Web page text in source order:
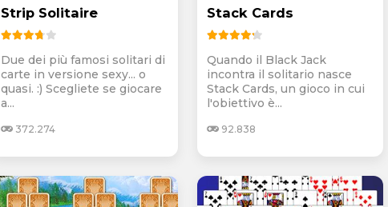
Strip Solitaire
Due dei più famosi solitari di
carte in versione sexy... o
quasi. :) Scegliete se giocare
a...
372.274
Stack Cards
Quando il Black Jack
incontra il solitario nasce
Stack Cards, un gioco in cui
l'obiettivo è...
92.838